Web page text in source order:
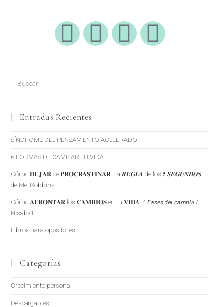
Entradas Recientes
SÍNDROME DEL PENSAMIENTO ACELERADO
6 FORMAS DE CAMBIAR TU VIDA
Cómo 𝐃𝐄𝐉𝐀𝐑 de 𝐏𝐑𝐎𝐂𝐑𝐀𝐒𝐓𝐈𝐍𝐀𝐑. La 𝑹𝑬𝑮𝑳𝑨 de los 𝟓 𝑺𝑬𝑮𝑼𝑵𝑫𝑶𝑺
de Mel Robbins
Cómo 𝐀𝐅𝐑𝐎𝐍𝐓𝐀𝐑 los 𝐂𝐀𝐌𝐁𝐈𝐎𝐒 en tu 𝐕𝐈𝐃𝐀. 4 𝘍𝘢𝘴𝘦𝘴 𝘥𝘦𝘭 𝘤𝘢𝘮𝘣𝘪𝘰 /
Nisabelt
Libros para opositores
Categorías
Crecimiento personal
Descargables